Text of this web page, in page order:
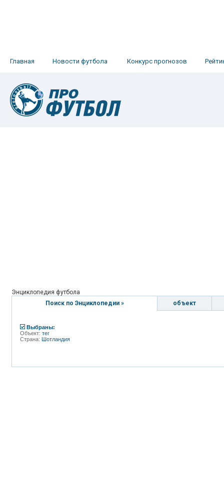
Главная Новости футбола Конкурс прогнозов
Энциклопедия футбола
Поиск по Энциклопедии »
объект
Выбраны:
Объект: тег
Страна: Шотландия